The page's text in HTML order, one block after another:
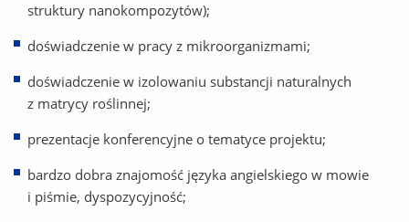
struktury nanokompozytów);
doświadczenie w pracy z mikroorganizmami;
doświadczenie w izolowaniu substancji naturalnych
z matrycy roślinnej;
prezentacje konferencyjne o tematyce projektu;
bardzo dobra znajomość języka angielskiego w mowie
i piśmie, dyspozycyjność;